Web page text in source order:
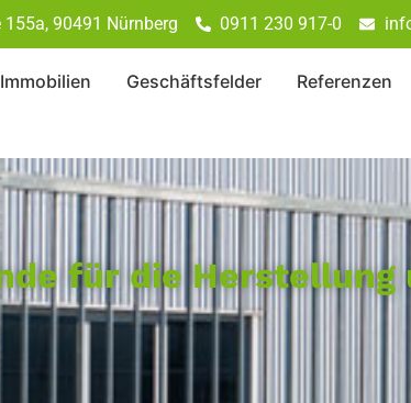
90491 Nürnberg 0911 230 917-0
Immobilien Geschäftsfelder Referenzen
für die